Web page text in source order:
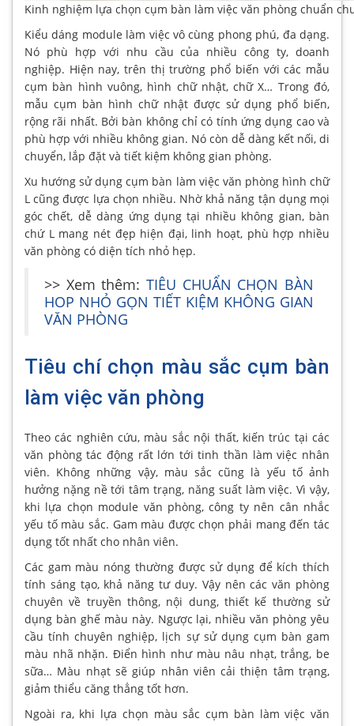
Kinh nghiệm lựa chọn cụm bàn làm việc văn phòng chuẩn
Kiểu dáng module làm việc vô cùng phong phú, đa dạng.
Nó phù hợp với nhu cầu của nhiều công ty, doanh
nghiệp. Hiện nay, trên thị trường phổ biến với các mẫu
cụm bàn hình vuông, hình chữ nhật, chữ X… Trong đó,
mẫu cụm bàn hình chữ nhật được sử dụng phổ biến,
rộng rãi nhất. Bởi bàn không chỉ có tính ứng dụng cao và
phù hợp với nhiều không gian. Nó còn dễ dàng kết nối, di
chuyển, lắp đặt và tiết kiệm không gian phòng.
Xu hướng sử dụng cụm bàn làm việc văn phòng hình chữ
L cũng được lựa chọn nhiều. Nhờ khả năng tận dụng mọi
góc chết, dễ dàng ứng dụng tại nhiều không gian, bàn
chứ L mang nét đẹp hiện đại, linh hoạt, phù hợp nhiều
văn phòng có diện tích nhỏ hẹp.
>> Xem thêm: TIÊU CHUẨN CHỌN BÀN
HOP NHỎ GỌN TIẾT KIỆM KHÔNG GIAN
VĂN PHÒNG
Tiêu chí chọn màu sắc cụm bàn
làm việc văn phòng
Theo các nghiên cứu, màu sắc nội thất, kiến trúc tại các
văn phòng tác động rất lớn tới tinh thần làm việc nhân
viên. Không những vậy, màu sắc cũng là yếu tố ảnh
hưởng nặng nề tới tâm trạng, năng suất làm việc. Vì vậy,
khi lựa chọn module văn phòng, công ty nên cân nhắc
yếu tố màu sắc. Gam màu được chọn phải mang đến tác
dụng tốt nhất cho nhân viên.
Các gam màu nóng thường được sử dụng để kích thích
tính sáng tạo, khả năng tư duy. Vậy nên các văn phòng
chuyên về truyền thông, nội dung, thiết kế thường sử
dụng bàn ghế màu này. Ngược lại, nhiều văn phòng yêu
cầu tính chuyên nghiệp, lịch sự sử dụng cụm bàn gam
màu nhã nhặn. Điển hình như màu nâu nhạt, trắng, be
sữa… Màu nhạt sẽ giúp nhân viên cải thiện tâm trạng,
giảm thiểu căng thẳng tốt hơn.
Ngoài ra, khi lựa chọn màu sắc cụm bàn làm việc văn